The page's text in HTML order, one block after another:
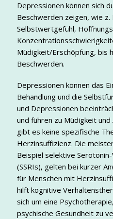
Depressionen können sich
Beschwerden zeigen, wie z.
Selbstwertgefühl,
Müdigkeit/Erschöpfung, bis
Beschwerden.
Depressionen können das
Behandlung und die
und Depressionen
und führen zu Müdigkeit
gibt es keine spezifische
Herzinsuffizienz. Die
Beispiel selektive
(SSRIs), gelten bei kurzer
für Menschen mit
hilft kognitive
sich um eine
psychische Gesundheit zu